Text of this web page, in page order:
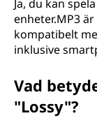
Ja, du kan
enheter.MP3
kompatibelt
inklusive
Vad
"Lossy"?